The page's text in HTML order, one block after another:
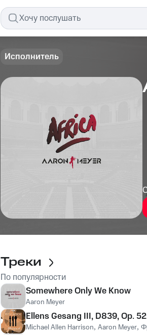
Исполнитель
Треки
По популярности
Somewhere Only We Know
Aaron Meyer
Ellens Gesang III, D839, Op.
Michael Allen Harrison, Aaron Meyer,